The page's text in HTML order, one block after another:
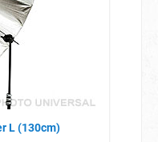
L (130cm)